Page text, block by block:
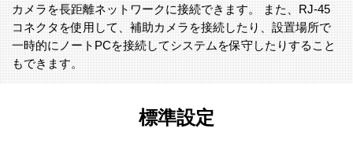
カメラを長距離ネットワークに接続できます。 また、RJ-45
コネクタを使用して、補助カメラを接続したり、設置場所で
一時的にノートPCを接続してシステムを保守したりすること
もできます。
標準設定